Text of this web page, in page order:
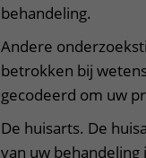
behandeling.
Andere
betrokken bij
gecodeerd om uw
De huisarts. De
van uw behandeling